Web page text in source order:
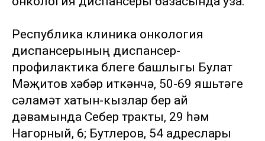
Республика клиника онкология
диспансерының диспансер-
профилактика бүлеге башлыгы Булат
Мәҗитов хәбәр иткәнчә, 50-69 яшьтәге
сәламәт хатын-кызлар бер ай
дәвамында Себер тракты, 29 һәм
Нагорный, 6; Бутлеров, 54 адреслары